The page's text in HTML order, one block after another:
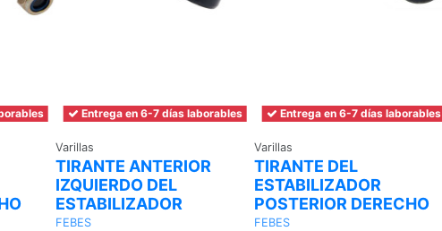
Entrega en 6-7 días laborables
Varillas
TIRANTE ANTERIOR
IZQUIERDO DEL
ESTABILIZADOR
FEBES
Entrega en 6-7 días laborables
Varillas
TIRANTE DEL
ESTABILIZADOR
POSTERIOR DERECHO
FEBES